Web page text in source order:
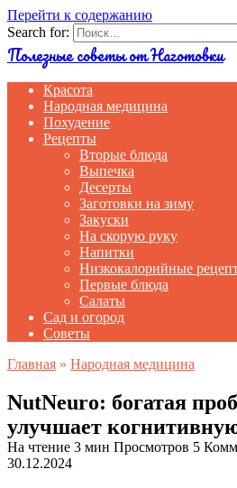
Перейти к содержанию
Search for:
Полезные советы от Наготовки
Красота
Народная медицина
Похудение
Рецепты
Вторые блюда
Выпечка
Десерты
Заготовки на зиму
Закуски
На скорую руку
Напитки
Низкокалорийные
Первые блюда
Салаты
Сад и огород
Советы
Главная » Народная медицина
NutNeuro: богатая
улучшает
На чтение 3 мин Просмотров 5
30.12.2024